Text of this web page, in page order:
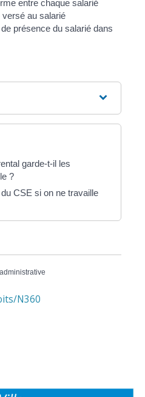
entre chaque salarié
versé au salarié
présence du salarié dans
garde-t-il les
?
CSE si on ne travaille
N360